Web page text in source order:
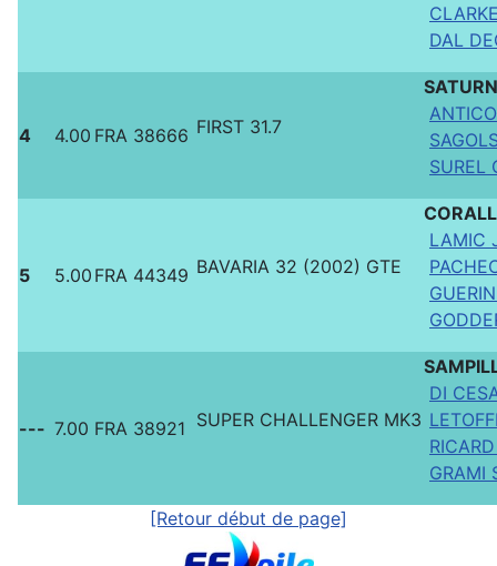
DAL
4 4.00 FRA 38666 FIRST 31.7
SUREL
5 5.00 FRA 44349 BAVARIA 32 (2002) GTE
LAMIC
--- 7.00 FRA 38921 SUPER CHALLENGER MK3
DI
GRAMI
[Retour début de page]